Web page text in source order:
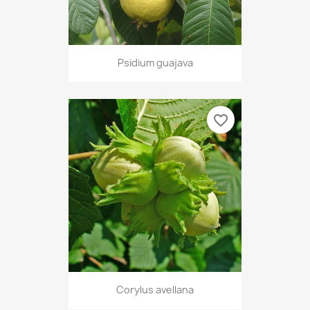
Psidium guajava
Corylus avellana
favorite_border